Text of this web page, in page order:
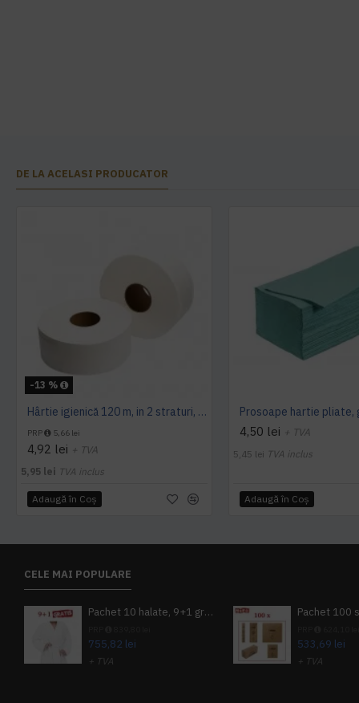
DE LA ACELASI PRODUCATOR
-13 %
Hârtie igienică 120 m, in 2 straturi, extra albă, Mini Jumbo, AQAS
PRP 5,66 lei
4,92 lei + TVA
5,95 lei TVA inclus
Adaugă în Coş
4,50 lei + TVA
5,45 lei TVA inclus
Adaugă în Coş
CELE MAI POPULARE
Pachet 10 halate, 9+1 gratuit
755,82 lei
+ TVA
533,69 lei
+ TVA